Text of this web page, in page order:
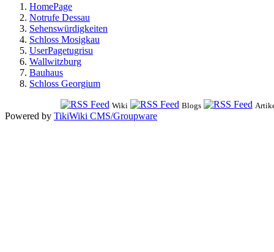
HomePage
Notrufe Dessau
Sehenswürdigkeiten
Schloss Mosigkau
UserPagetugrisu
Wallwitzburg
Bauhaus
Schloss Georgium
Wiki Blogs
Powered by TikiWiki CMS/Groupware